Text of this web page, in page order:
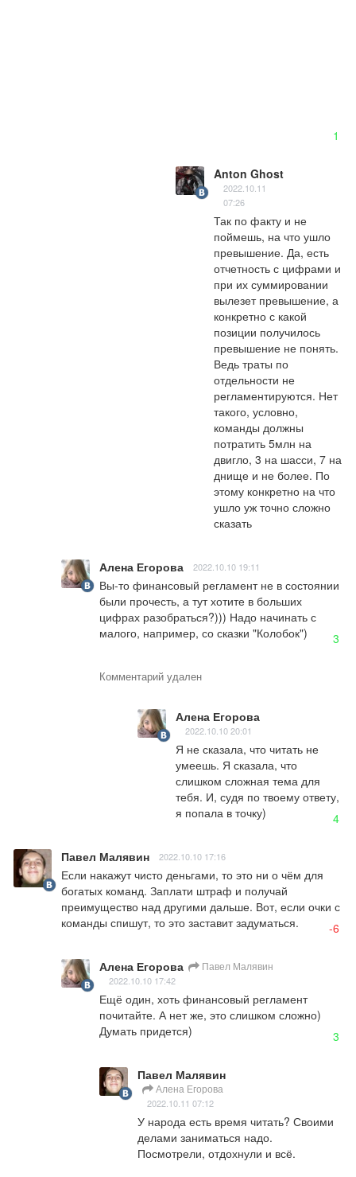
1
Anton Ghost
2022.10.11
07:26
Так по факту и не
поймешь, на что ушло
превышение. Да, есть
отчетность с цифрами и
при их суммировании
вылезет превышение, а
конкретно с какой
позиции получилось
превышение не понять.
Ведь траты по
отдельности не
регламентируются. Нет
такого, условно,
команды должны
потратить 5млн на
двигло, 3 на шасси, 7 на
днище и не более. По
этому конкретно на что
ушло уж точно сложно
сказать
Алена Егорова 2022.10.10 19:11
Вы-то финансовый регламент не в состоянии
были прочесть, а тут хотите в больших
цифрах разобраться?))) Надо начинать с
малого, например, со сказки "Колобок")
3
Комментарий удален
Алена Егорова
2022.10.10 20:01
Я не сказала, что читать не
умеешь. Я сказала, что
слишком сложная тема для
тебя. И, судя по твоему ответу,
я попала в точку)
4
Павел Малявин 2022.10.10 17:16
Если накажут чисто деньгами, то это ни о чём для
богатых команд. Заплати штраф и получай
преимущество над другими дальше. Вот, если очки с
команды спишут, то это заставит задуматься.
-6
Алена Егорова Павел Малявин
2022.10.10 17:42
Ещё один, хоть финансовый регламент
почитайте. А нет же, это слишком сложно)
Думать придется)
3
Павел Малявин
Алена Егорова
2022.10.11 07:12
У народа есть время читать? Своими
делами заниматься надо.
Посмотрели, отдохнули и всё.